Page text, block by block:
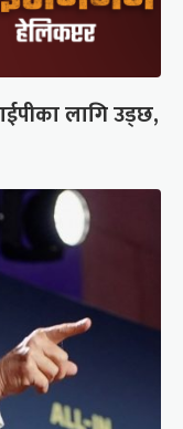
लागि उड्छ,